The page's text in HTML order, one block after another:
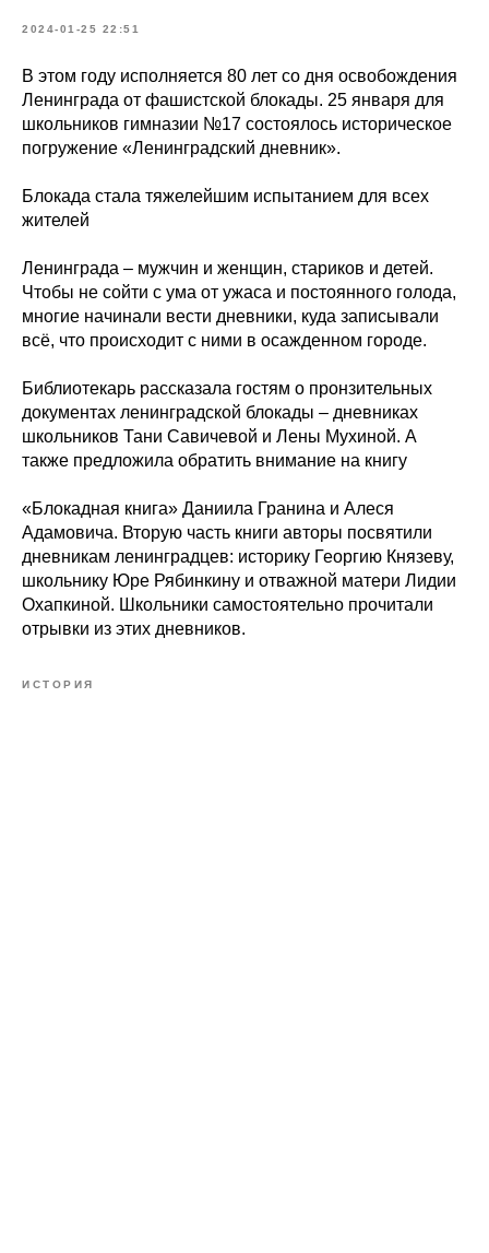
2024-01-25 22:51
В этом году исполняется 80 лет со дня освобождения
Ленинграда от фашистской блокады. 25 января для
школьников гимназии №17 состоялось историческое
погружение «Ленинградский дневник».
Блокада стала тяжелейшим испытанием для всех
жителей
Ленинграда – мужчин и женщин, стариков и детей.
Чтобы не сойти с ума от ужаса и постоянного голода,
многие начинали вести дневники, куда записывали
всё, что происходит с ними в осажденном городе.
Библиотекарь рассказала гостям о пронзительных
документах ленинградской блокады – дневниках
школьников Тани Савичевой и Лены Мухиной. А
также предложила обратить внимание на книгу
«Блокадная книга» Даниила Гранина и Алеся
Адамовича. Вторую часть книги авторы посвятили
дневникам ленинградцев: историку Георгию Князеву,
школьнику Юре Рябинкину и отважной матери Лидии
Охапкиной. Школьники самостоятельно прочитали
отрывки из этих дневников.
ИСТОРИЯ